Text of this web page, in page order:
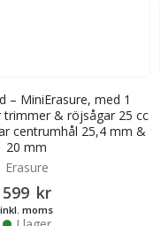
– MiniErasure, med 1
trimmer & röjsågar 25 cc
centrumhål 25,4 mm &
20 mm
Erasure
599 kr
inkl. moms